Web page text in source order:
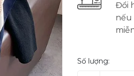
Đổi
nếu
Số lượng: